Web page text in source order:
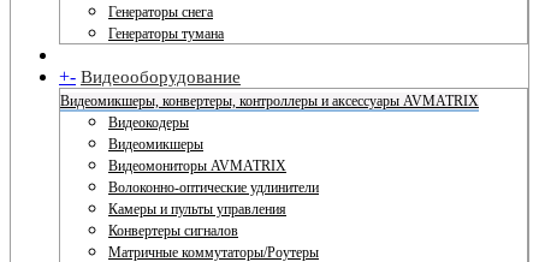
Генераторы снега
Генераторы тумана
+- Видеооборудование
Видеомикшеры, конвертеры, контроллеры и аксессуары AVMATRIX
Видеокодеры
Видеомикшеры
Видеомониторы AVMATRIX
Волоконно-оптические удлинители
Камеры и пульты управления
Конвертеры сигналов
Матричные коммутаторы/Роутеры